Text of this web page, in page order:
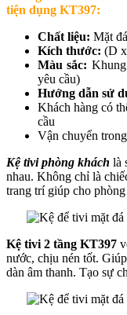
tiện dụng KT397:
Chất liệu: Mặt
Kích thước: (D
Màu sắc:
yêu cầu)
Hướng dẫn sử
Khách hàng có
cầu
Vận chuyển
Kệ tivi phòng khách là
nhau. Không chỉ là
trang trí giúp cho
Kệ tivi 2 tầng KT397
nước, chịu nén tốt.
dàn âm thanh. Tạo sự